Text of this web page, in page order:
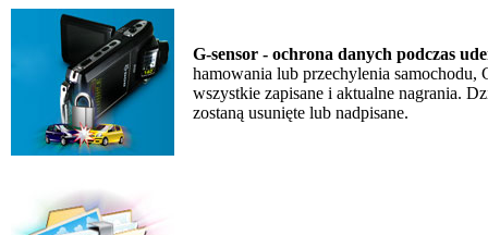
G-sensor - ochrona danych podczas
hamowania lub przechylenia samochodu,
wszystkie zapisane i aktualne nagrania.
zostaną usunięte lub nadpisane.